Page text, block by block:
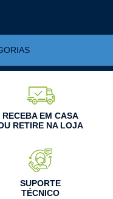
RECEBA EM CASA
RETIRE NA LOJA
SUPORTE
TÉCNICO